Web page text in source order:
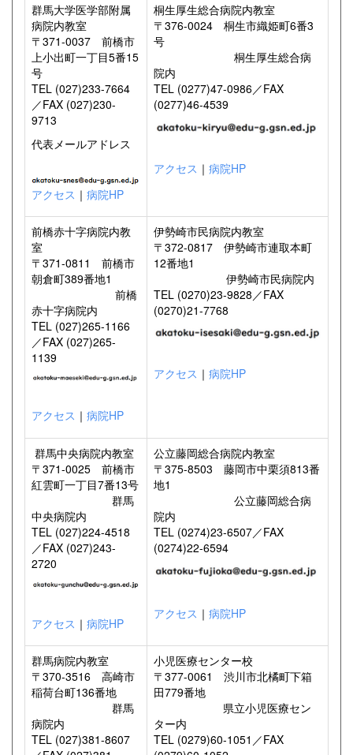
群馬大学医学部附属
病院内教室
〒371-0037 前橋市
上小出町一丁目5番15
号
TEL (027)233-7664
／FAX (027)230-
9713
代表メールアドレス
アクセス ｜ 病院HP
桐生厚生総合病院内教室
〒376-0024 桐生市織姫町6番3
号
桐生厚生総合病
院内
TEL (0277)47-0986／FAX
(0277)46-4539
アクセス ｜ 病院HP
前橋赤十字病院内教
室
〒371-0811 前橋市
朝倉町389番地1
前橋
赤十字病院内
TEL (027)265-1166
／FAX (027)265-
1139
アクセス ｜ 病院HP
伊勢崎市民病院内教室
〒372-0817 伊勢崎市連取本町
12番地1
伊勢崎市民病院内
TEL (0270)23-9828／FAX
(0270)21-7768
アクセス ｜ 病院HP
群馬中央病院内教室
〒371-0025 前橋市
紅雲町一丁目7番13号
群馬
中央病院内
TEL (027)224-4518
／FAX (027)243-
2720
アクセス ｜ 病院HP
公立藤岡総合病院内教室
〒375-8503 藤岡市中栗須813番
地1
公立藤岡総合病
院内
TEL (0274)23-6507／FAX
(0274)22-6594
アクセス ｜ 病院HP
群馬病院内教室
〒370-3516 高崎市
稲荷台町136番地
群馬
病院内
TEL (027)381-8607
小児医療センター校
〒377-0061 渋川市北橘町下箱
田779番地
県立小児医療セン
ター内
TEL (0279)60-1051／FAX